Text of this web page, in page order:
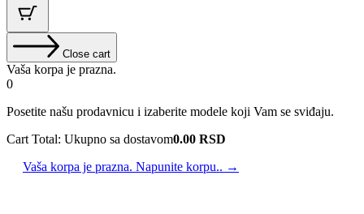
Close cart
Vaša korpa je prazna.
0
Posetite našu prodavnicu i izaberite modele koji Vam se sviđaju.
Cart Total: Ukupno sa dostavom0.00 RSD
Vaša korpa je prazna. Napunite korpu.. →